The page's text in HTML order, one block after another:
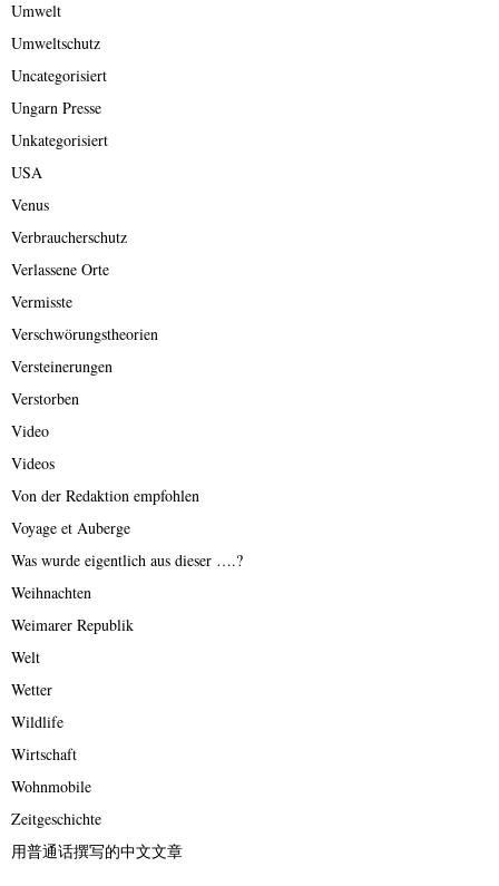
Umwelt
Umweltschutz
Uncategorisiert
Ungarn Presse
Unkategorisiert
USA
Venus
Verbraucherschutz
Verlassene Orte
Vermisste
Verschwörungstheorien
Versteinerungen
Verstorben
Video
Videos
Von der Redaktion empfohlen
Voyage et Auberge
Was wurde eigentlich aus dieser ….?
Weihnachten
Weimarer Republik
Welt
Wetter
Wildlife
Wirtschaft
Wohnmobile
Zeitgeschichte
用普通话撰写的中文文章